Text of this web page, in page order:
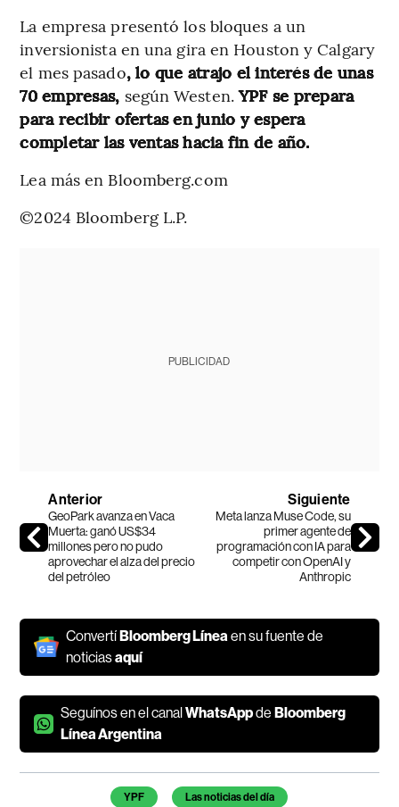
La empresa presentó los bloques a un
inversionista en una gira en Houston y Calgary
el mes pasado, lo que atrajo el interés de unas
70 empresas, según Westen.YPF se prepara
para recibir ofertas en junio y espera
completar las ventas hacia fin de año.
Lea más en Bloomberg.com
©2024 Bloomberg L.P.
PUBLICIDAD
Anterior
GeoPark avanza en Vaca
Muerta: ganó US$34
millones pero no pudo
aprovechar el alza del precio
del petróleo
Siguiente
Meta lanza Muse Code, su
primer agente de
programación con IA para
competir con OpenAI y
Anthropic
ConvertíBloomberg Línea en su fuente de
noticiasaquí
Seguínos en el canalWhatsAppdeBloomberg
Línea Argentina
Temas de este artículo
YPF Las noticias del día